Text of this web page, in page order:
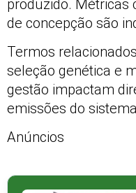
produzido. Métricas
de concepção são
Termos
seleção genética e
gestão impactam
emissões do
Anúncios